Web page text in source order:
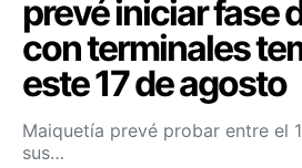
prevé iniciar fase
con terminales
este 17 de agosto
Maiquetía prevé probar entre el
sus…